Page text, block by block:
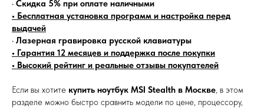
• Скидка 5% при оплате наличными
• Бесплатная установка программ и настройка перед
выдачей
• Лазерная гравировка русской клавиатуры
• Гарантия 12 месяцев и поддержка после покупки
• Высокий рейтинг и реальные отзывы покупателей
Если вы хотите купить ноутбук MSI Stealth в Москве, в этом
разделе можно быстро сравнить модели по цене, процессору,